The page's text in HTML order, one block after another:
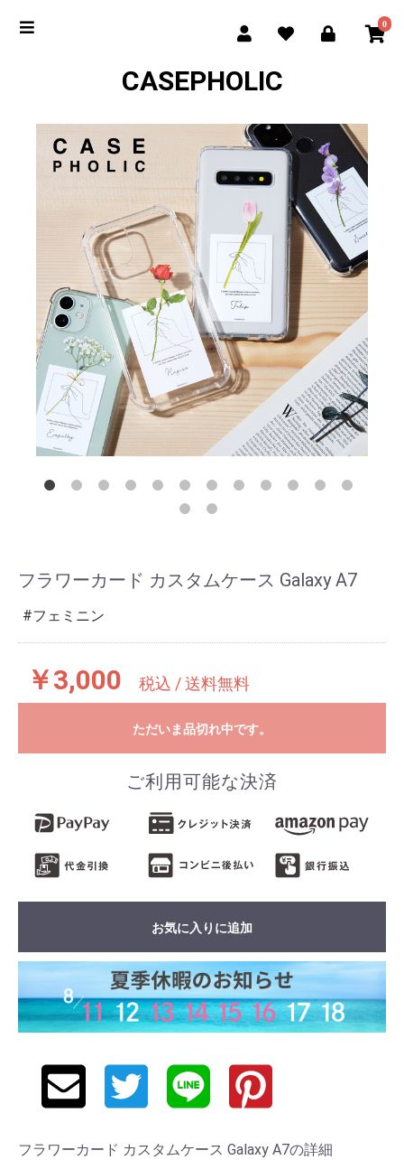
0
CASEPHOLIC
フラワーカード カスタムケース Galaxy A7
フェミニン
￥3,000 税込 / 送料無料
ただいま品切れ中です。
ご利用可能な決済
お気に入りに追加
フラワーカード カスタムケース Galaxy A7の詳細